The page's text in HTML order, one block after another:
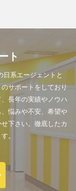
ト
系エージェントと
サポートをしており
長年の実績やノウハ
悩みや不安、希望や
下さい。徹底したカ
。